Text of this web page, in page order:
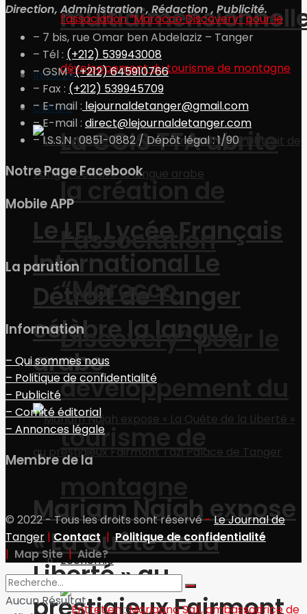
Infos 24
Culture
Le LFI, Lycée Français
International Le
Détroit de Tanger
célèbre la langue
arabe
Mariam Najah expose
« La Quête de la
Liberté » au
La CCIS TTA abrite
la création de
l’association
“Morocco
Discovery” pour le
développement du
tourisme de
montagne
Economie
Direction, Administration , Rédaction , Publicité.
– 7 bis, rue Omar ben Abdelaziz – Tanger
– Tél : (+212) 539943008
– GSM :(+212) 645910766
– Fax : (+212) 539945709
– E-mail : lejournaldetanger@gmail.com
– E-mail : direct@lejournaldetanger.com
– I.S.S.N : 0851-0882 / Dépôt légal : 1/90
Notre Page Facebook
Mobile APP
La parution
Information
– Qui sommes nous
– Politique de confidentialité
– Publicité
– Comité éditorial
– Annonces légale
Membre de la
© 2022 - Tous les droits sont réservé-Le Journal de
Tanger |Contact |Politique de confidentialité
| Map Site|Aide?
Aucun Résultat